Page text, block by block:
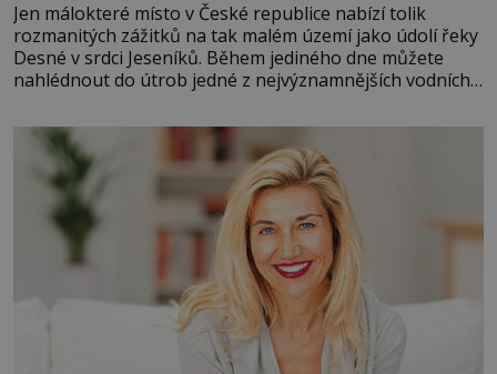
Jen málokteré místo v České republice nabízí tolik
rozmanitých zážitků na tak malém území jako údolí řeky
Desné v srdci Jeseníků. Během jediného dne můžete
nahlédnout do útrob jedné z nejvýznamnějších vodních
se na koloběžce a den zakončit poznáváním památek ve
Velkých Losinách nebo v termálním